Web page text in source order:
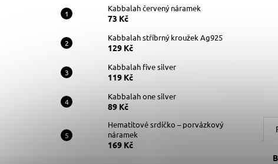
Kabbalah červený náramek
73 Kč
Kabbalah stříbrný kroužek Ag925
129 Kč
Kabbalah five silver
119 Kč
Kabbalah one silver
89 Kč
Hematitové srdíčko – porvázkový
náramek
169 Kč